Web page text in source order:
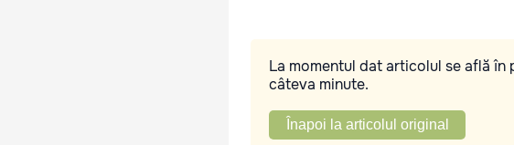
La momentul dat articolul se află
câteva minute.
Înapoi la articolul original